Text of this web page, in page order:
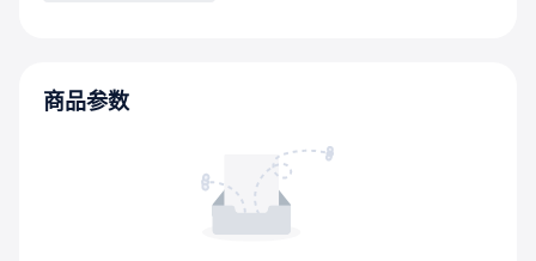
商品参数